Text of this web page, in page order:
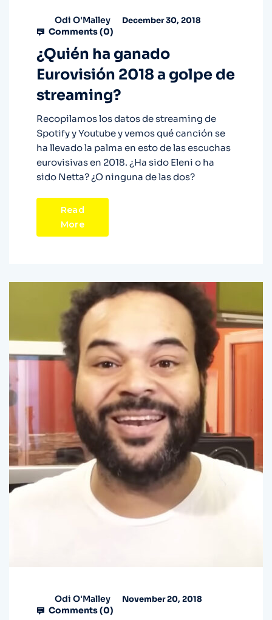
Odi O'Malley December 30, 2018
Comments (0)
¿Quién ha ganado
Eurovisión 2018 a golpe de
streaming?
Recopilamos los datos de streaming de
Spotify y Youtube y vemos qué canción se
ha llevado la palma en esto de las escuchas
eurovisivas en 2018. ¿Ha sido Eleni o ha
sido Netta? ¿O ninguna de las dos?
Read
More
Odi O'Malley November 20, 2018
Comments (0)